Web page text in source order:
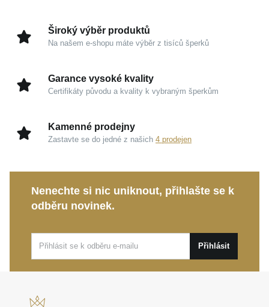
Kouzlo v detailech
tradičního šperkařského umění, která zajišťuje
dlouhotrvající krásu a mimořádně vysoký lesk.
studiové dokonalosti a velmi snadno se
harmonicky ladí s jakýmkoliv outfitem.
výjimečnosti při každém nošení.
Široký výběr produktů
Na našem e-shopu máte výběr z tisíců šperků
Garance vysoké kvality
Certifikáty původu a kvality k vybraným šperkům
Kamenné prodejny
Zastavte se do jedné z našich 4 prodejen
Nenechte si nic uniknout, přihlašte se k
odběru novinek.
Přihlásit